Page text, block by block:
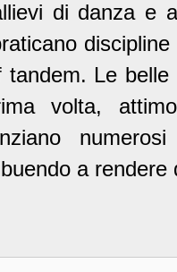
di danza e
tandem. Le
volta,
a